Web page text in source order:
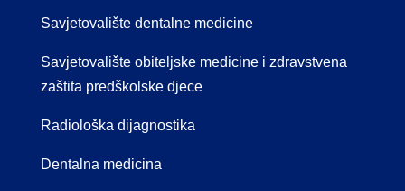
Savjetovalište dentalne medicine
Savjetovalište obiteljske medicine i zdravstvena
zaštita predškolske djece
Radiološka dijagnostika
Dentalna medicina